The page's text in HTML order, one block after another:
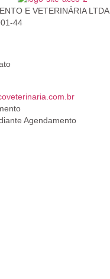
E VETERINÁRIA LTDA.
44
Agendamento